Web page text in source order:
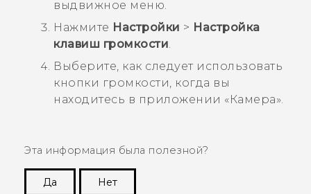
выдвижное меню.
Нажмите Настройки > Настройка
клавиш громкости
Выберите, как следует использовать
кнопки громкости, когда вы
находитесь в приложении «Камера».
Эта информация была полезной?
Да
Нет